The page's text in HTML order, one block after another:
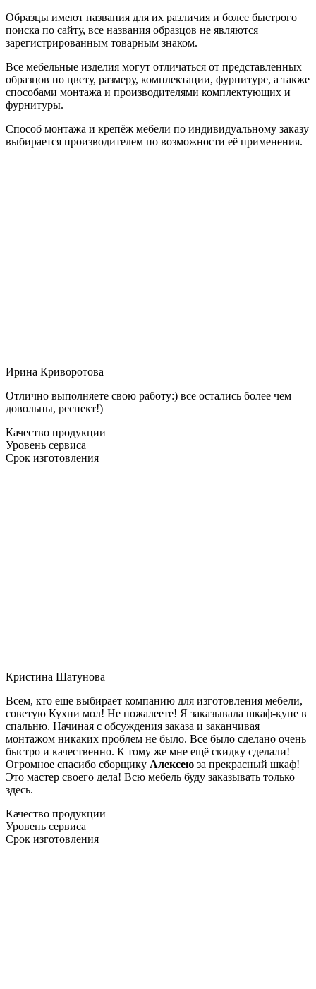
Образцы имеют названия для их различия и более быстрого
поиска по сайту, все названия образцов не являются
зарегистрированным товарным знаком.
Все мебельные изделия могут отличаться от представленных
образцов по цвету, размеру, комплектации, фурнитуре, а также
способами монтажа и производителями комплектующих и
фурнитуры.
Способ монтажа и крепёж мебели по индивидуальному заказу
выбирается производителем по возможности её применения.
Ирина Криворотова
Отлично выполняете свою работу:) все остались более чем
довольны, респект!)
Качество продукции
Уровень сервиса
Срок изготовления
Кристина Шатунова
Всем, кто еще выбирает компанию для изготовления мебели,
советую Кухни мол! Не пожалеете! Я заказывала шкаф-купе в
спальню. Начиная с обсуждения заказа и заканчивая
монтажом никаких проблем не было. Все было сделано очень
быстро и качественно. К тому же мне ещё скидку сделали!
Огромное спасибо сборщику Алексею за прекрасный шкаф!
Это мастер своего дела! Всю мебель буду заказывать только
здесь.
Качество продукции
Уровень сервиса
Срок изготовления